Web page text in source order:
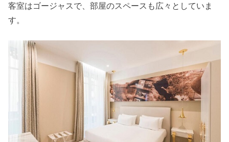
客室はゴージャスで、部屋のスペースも広々としていま
す。